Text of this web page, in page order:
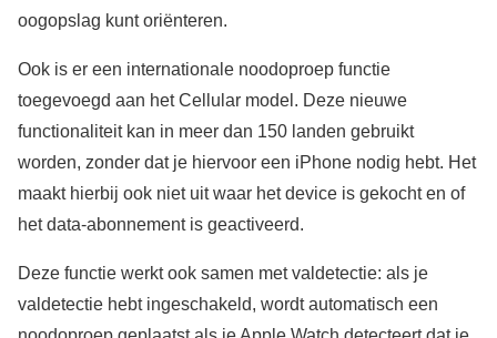
oogopslag kunt oriënteren.
Ook is er een internationale noodoproep functie
toegevoegd aan het Cellular model. Deze nieuwe
functionaliteit kan in meer dan 150 landen gebruikt
worden, zonder dat je hiervoor een iPhone nodig hebt. Het
maakt hierbij ook niet uit waar het device is gekocht en of
het data-abonnement is geactiveerd.
Deze functie werkt ook samen met valdetectie: als je
valdetectie hebt ingeschakeld, wordt automatisch een